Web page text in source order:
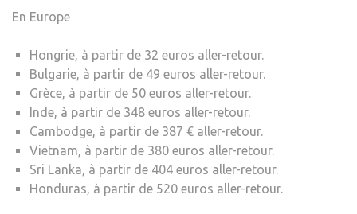
En Europe
Hongrie, à partir de 32 euros aller-retour.
Bulgarie, à partir de 49 euros aller-retour.
Grèce, à partir de 50 euros aller-retour.
Inde, à partir de 348 euros aller-retour.
Cambodge, à partir de 387 € aller-retour.
Vietnam, à partir de 380 euros aller-retour.
Sri Lanka, à partir de 404 euros aller-retour.
Honduras, à partir de 520 euros aller-retour.